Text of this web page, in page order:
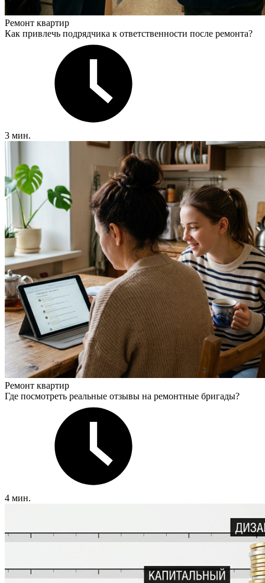
Ремонт квартир
Как привлечь подрядчика к ответственности после ремонта?
3 мин.
Ремонт квартир
Где посмотреть реальные отзывы на ремонтные бригады?
4 мин.